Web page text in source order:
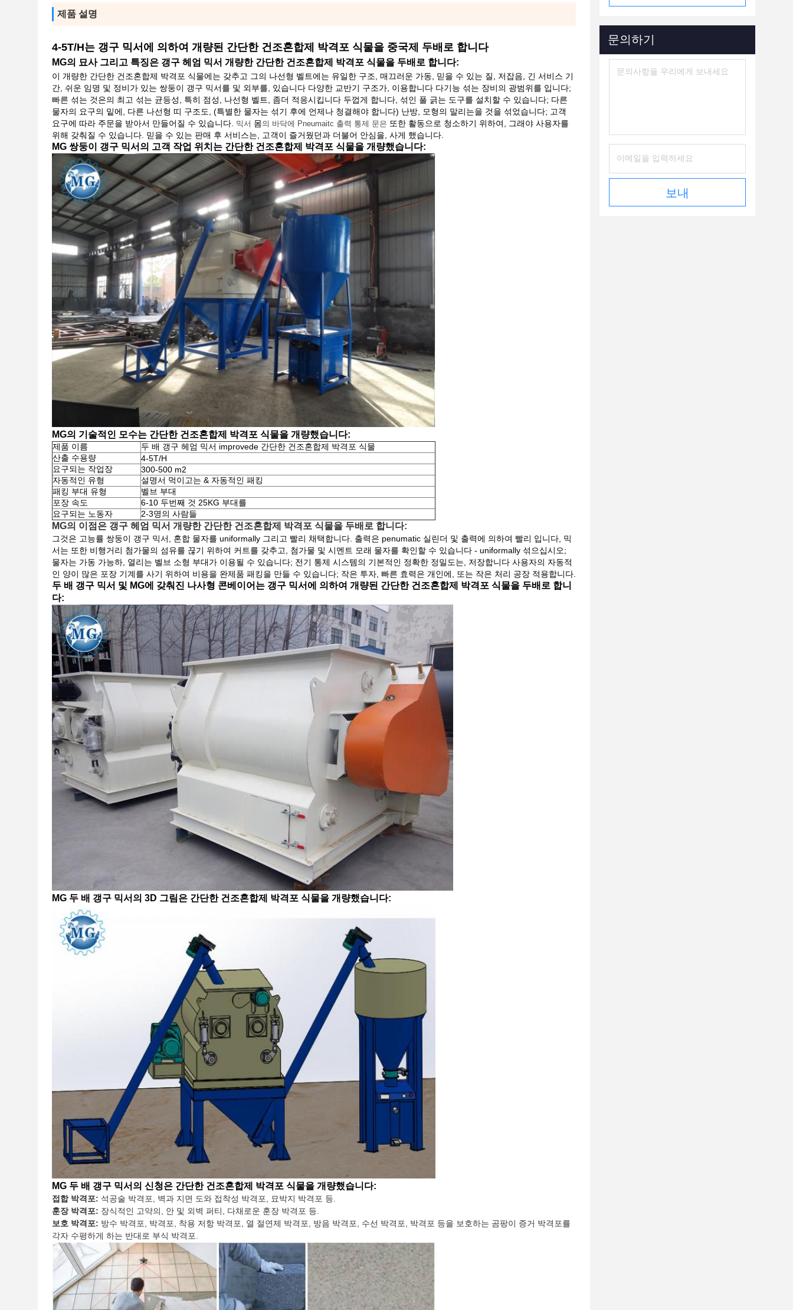
제품 설명
4-5T/H는 갱구 믹서에 의하여 개량된 간단한 건조혼합제 박격포 식물을 중국제 두배로 합니다
MG의 묘사 그리고 특징은 갱구 헤엄 믹서 개량한 간단한 건조혼합제 박격포 식물을 두배로 합니다:
이 개량한 간단한 건조혼합제 박격포 식물에는 갖추고 그의 나선형 벨트에는 유일한 구조, 매끄러운 가동, 믿을 수 있는 질, 저잡음, 긴 서비스 기
간, 쉬운 임명 및 정비가 있는 쌍둥이 갱구 믹서를 및 외부를, 있습니다 다양한 교반기 구조가, 이용합니다 다기능 섞는 장비의 광범위를 입니다;
빠른 섞는 것은의 최고 섞는 균등성, 특히 점성, 나선형 벨트, 좀더 적응시킵니다 두껍게 합니다, 섞인 풀 긁는 도구를 설치할 수 있습니다; 다른
물자의 요구의 밑에, 다른 나선형 띠 구조도, (특별한 물자는 섞기 후에 언제나 청결해야 합니다) 난방, 모형의 말리는을 것을 섞었습니다; 고객
요구에 따라 주문을 받아서 만들어질 수 있습니다. 믹서 몸의 바닥에 Pneumaitc 출력 통제 문은 또한 활동으로 청소하기 위하여, 그래야 사용자를
위해 갖춰질 수 있습니다. 믿을 수 있는 판매 후 서비스는, 고객이 즐거웠던과 더불어 안심을, 사게 했습니다.
MG 쌍둥이 갱구 믹서의 고객 작업 위치는 간단한 건조혼합제 박격포 식물을 개량했습니다:
MG의 기술적인 모수는 간단한 건조혼합제 박격포 식물을 개량했습니다:
제품 이름
두 배 갱구 헤엄 믹서 improvede 간단한 건조혼합제 박격포 식물
산출 수용량
4-5T/H
요구되는 작업장
300-500 m2
자동적인 유형
설명서 먹이고는 & 자동적인 패킹
패킹 부대 유형
벨브 부대
포장 속도
6-10 두번째 것 25KG 부대를
요구되는 노동자
2-3명의 사람들
MG의 이점은 갱구 헤엄 믹서 개량한 간단한 건조혼합제 박격포 식물을 두배로 합니다:
그것은 고능률 쌍둥이 갱구 믹서, 혼합 물자를 uniformally 그리고 빨리 채택합니다. 출력은 penumatic 실린더 및 출력에 의하여 빨리 입니다, 믹
서는 또한 비행거리 첨가물의 섬유를 끊기 위하여 커트를 갖추고, 첨가물 및 시멘트 모래 물자를 확인할 수 있습니다 - uniformally 섞으십시오;
물자는 가동 가능하, 열리는 벨브 소형 부대가 이용될 수 있습니다; 전기 통제 시스템의 기본적인 정확한 정밀도는, 저장합니다 사용자의 자동적
인 양이 많은 포장 기계를 사기 위하여 비용을 완제품 패킹을 만들 수 있습니다; 작은 투자, 빠른 효력은 개인에, 또는 작은 처리 공장 적용합니다.
두 배 갱구 믹서 및 MG에 갖춰진 나사형 콘베이어는 갱구 믹서에 의하여 개량된 간단한 건조혼합제 박격포 식물을 두배로 합니
다:
MG 두 배 갱구 믹서의 3D 그림은 간단한 건조혼합제 박격포 식물을 개량했습니다:
MG 두 배 갱구 믹서의 신청은 간단한 건조혼합제 박격포 식물을 개량했습니다:
접합 박격포: 석공술 박격포, 벽과 지면 도와 접착성 박격포, 묘박지 박격포 등.
훈장 박격포: 장식적인 고약의, 안 및 외벽 퍼티, 다채로운 훈장 박격포 등.
보호 박격포: 방수 박격포, 박격포, 착용 저항 박격포, 열 절연제 박격포, 방음 박격포, 수선 박격포, 박격포 등을 보호하는 곰팡이 증거 박격포를
각자 수평하게 하는 반대로 부식 박격포.
문의하기
보내